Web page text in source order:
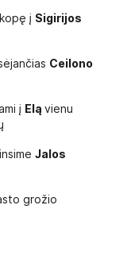
į Sigirijos
Ceilono
į Elą vienu
Jalos
grožio